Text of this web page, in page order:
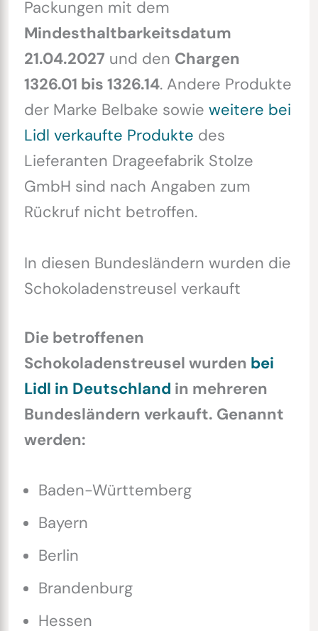
Packungen mit dem
Mindesthaltbarkeitsdatum
21.04.2027 und den Chargen
1326.01 bis 1326.14. Andere Produkte
der Marke Belbake sowie weitere bei
Lidl verkaufte Produkte des
Lieferanten Drageefabrik Stolze
GmbH sind nach Angaben zum
Rückruf nicht betroffen.
In diesen Bundesländern wurden die
Schokoladenstreusel verkauft
Die betroffenen
Schokoladenstreusel wurden bei
Lidl in Deutschland in mehreren
Bundesländern verkauft. Genannt
werden:
Baden-Württemberg
Bayern
Berlin
Brandenburg
Hessen